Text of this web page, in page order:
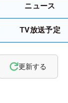
ニュース
TV放送予定
更新する